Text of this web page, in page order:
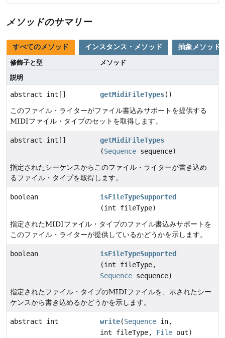
メソッドのサマリー
すべてのメソッド インスタンス・メソッド 抽象メソッド
修飾子と型
メソッド
説明
abstract int[] getMidiFileTypes()
このファイル・ライターがファイル書込みサポートを提供する
MIDIファイル・タイプのセットを取得します。
abstract int[]
getMidiFileTypes
(Sequence sequence)
指定されたシーケンスからこのファイル・ライターが書き込め
るファイル・タイプを取得します。
boolean
isFileTypeSupported
(int fileType)
指定されたMIDIファイル・タイプのファイル書込みサポートを
このファイル・ライターが提供しているかどうかを示します。
boolean
isFileTypeSupported
(int fileType,
Sequence sequence)
指定されたファイル・タイプのMIDIファイルを、示されたシー
ケンスから書き込めるかどうかを示します。
abstract int write(Sequence in,
int fileType, File out)